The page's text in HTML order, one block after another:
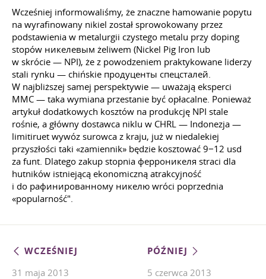
Wcześniej informowaliśmy, że znaczne hamowanie popytu
na wyrafinowany nikiel został sprowokowany przez
podstawienia w metalurgii czystego metalu przy doping
stopów никелевым żeliwem (Nickel Pig Iron lub
w skrócie — NPI), że z powodzeniem praktykowane liderzy
stali rynku — chińskie продуценты спецсталей.
W najbliższej samej perspektywie — uważają eksperci
MMC — taka wymiana przestanie być opłacalne. Ponieważ
artykuł dodatkowych kosztów na produkcję NPI stale
rośnie, a główny dostawca niklu w CHRL — Indonezja —
limitiruet wywóz surowca z kraju, już w niedalekiej
przyszłości taki «zamiennik» będzie kosztować 9−12 usd
za funt. Dlatego zakup stopnia ферроникеля straci dla
hutników istniejącą ekonomiczną atrakcyjność
i do рафинированному никелю wróci poprzednia
«popularność".
WCZEŚNIEJ
31 maja 2013
PÓŹNIEJ
5 czerwca 2013